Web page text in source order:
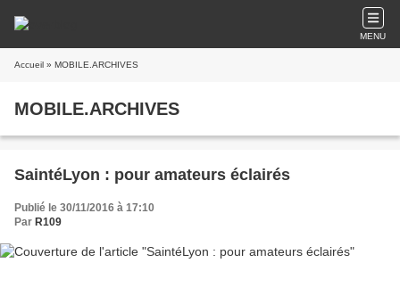
MENU
Accueil » MOBILE.ARCHIVES
MOBILE.ARCHIVES
SaintéLyon : pour amateurs éclairés
Publié le 30/11/2016 à 17:10
Par R109